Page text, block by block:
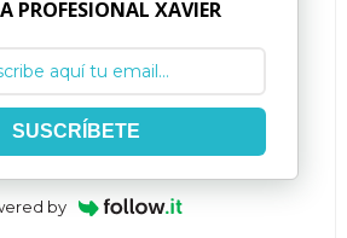
PROFESIONAL XAVIER
SUSCRÍBETE
by